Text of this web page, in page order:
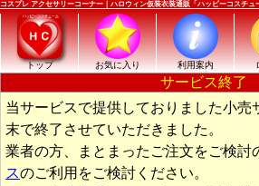
コスプレ アクセサリーコーナー｜ハロウィン仮装衣装通販「ハッピーコスチュ
トップ お気に入り 利用案内
サービス終了
当サービスで提供しておりました小売
末で終了させていただきました。
業者の方、まとまったご注文をご検討
スのご利用をご検討ください。